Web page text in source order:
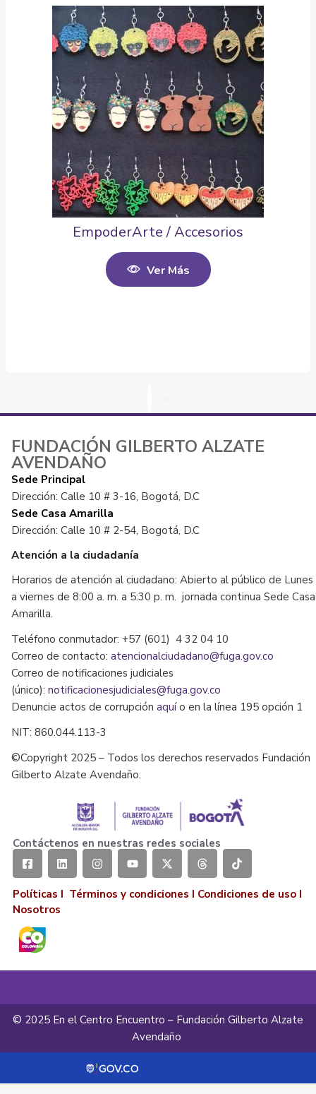
EmpoderArte / Accesorios
Ver Más
FUNDACIÓN GILBERTO ALZATE
AVENDAÑO
Sede Principal
Dirección: Calle 10 # 3-16, Bogotá, D.C
Sede Casa Amarilla
Dirección: Calle 10 # 2-54, Bogotá, D.C
Atención a la ciudadanía
Horarios de atención al ciudadano: Abierto al público de Lunes
a viernes de 8:00 a. m. a 5:30 p. m. jornada continua Sede Casa
Amarilla.
Teléfono conmutador: +57 (601) 4 32 04 10
Correo de contacto: atencionalciudadano@fuga.gov.co
Correo de notificaciones judiciales
(único): notificacionesjudiciales@fuga.gov.co
Denuncie actos de corrupción aquío en la línea 195 opción 1
NIT: 860.044.113-3
©Copyright 2025 – Todos los derechos reservados Fundación
Gilberto Alzate Avendaño.
Contáctenos en nuestras redes sociales
Políticas I Términos y condiciones I Condiciones de uso I
Nosotros
© 2025 En el Centro Encuentro – Fundación Gilberto Alzate
Avendaño